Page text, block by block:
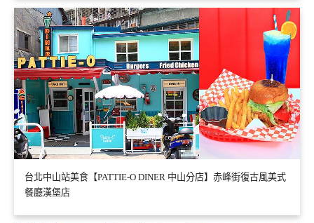
台北中山站美食【PATTIE-O DINER 中山分店】赤峰街復古風美式
餐廳漢堡店